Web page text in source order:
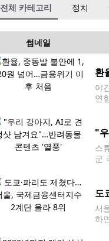
전체 카테고리 정치
썸네일
환
야
연
"
스
군
도
서
하